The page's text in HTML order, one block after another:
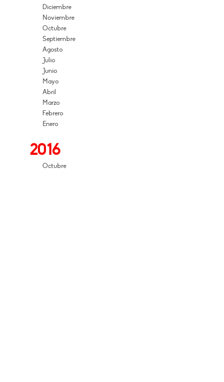
Diciembre
Noviembre
Octubre
Septiembre
Agosto
Julio
Junio
Mayo
Abril
Marzo
Febrero
Enero
2016
Octubre